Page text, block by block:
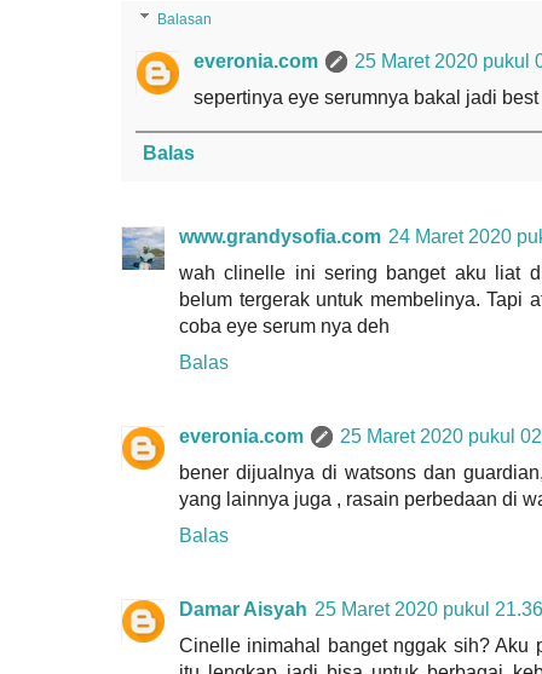
Balasan
everonia.com
25 Maret 2020 pukul
sepertinya eye serumnya bakal jadi
Balas
www.grandysofia.com 24 Maret 2020
wah clinelle ini sering banget aku liat
belum tergerak untuk membelinya. Tapi
coba eye serum nya deh
Balas
everonia.com
25 Maret 2020 pukul
bener dijualnya di watsons dan
yang lainnya juga , rasain perbedaan di
Balas
Damar Aisyah 25 Maret 2020 pukul 21.36
Cinelle inimahal banget nggak sih? Aku